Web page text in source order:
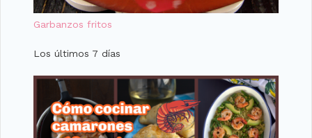
Garbanzos fritos
Los últimos 7 días